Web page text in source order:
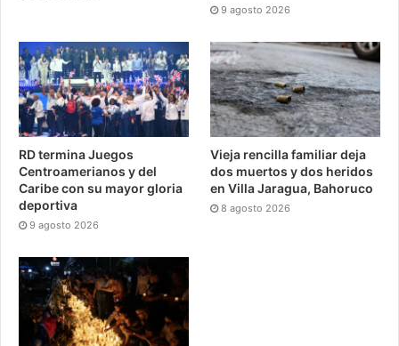
9 agosto 2026
RD termina Juegos
Centroamerianos y del
Caribe con su mayor gloria
deportiva
9 agosto 2026
Vieja rencilla familiar deja
dos muertos y dos heridos
en Villa Jaragua, Bahoruco
8 agosto 2026